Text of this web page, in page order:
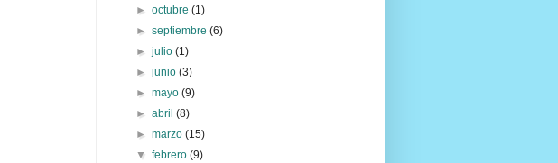
►octubre(1)
►septiembre(6)
►julio(1)
►junio(3)
►mayo(9)
►abril(8)
►marzo(15)
▼febrero(9)